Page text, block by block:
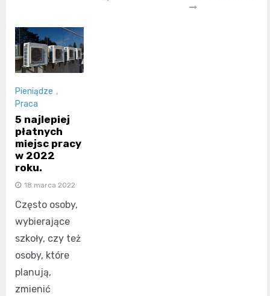
Pieniądze ,
Praca
5 najlepiej
płatnych
miejsc pracy
w 2022
roku.
18 marca 2022
Często osoby,
wybierające
szkoły, czy też
osoby, które
planują,
zmienić